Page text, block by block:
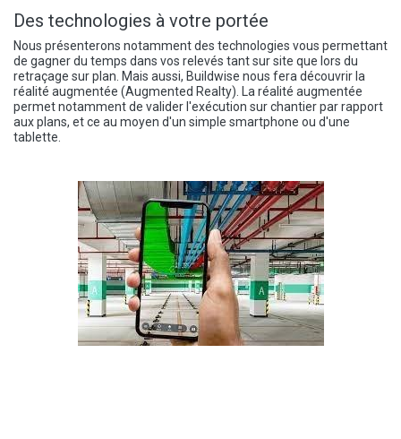
Des technologies à votre portée
Nous présenterons notamment des technologies vous permettant
de gagner du temps dans vos relevés tant sur site que lors du
retraçage sur plan. Mais aussi, Buildwise nous fera découvrir la
réalité augmentée (Augmented Realty). La réalité augmentée
permet notamment de valider l'exécution sur chantier par rapport
aux plans, et ce au moyen d'un simple smartphone ou d'une
tablette.